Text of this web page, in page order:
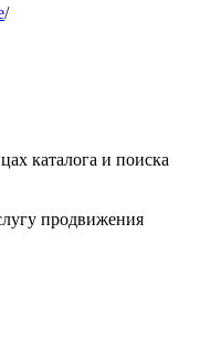
/
каталога и поиска
продвижения